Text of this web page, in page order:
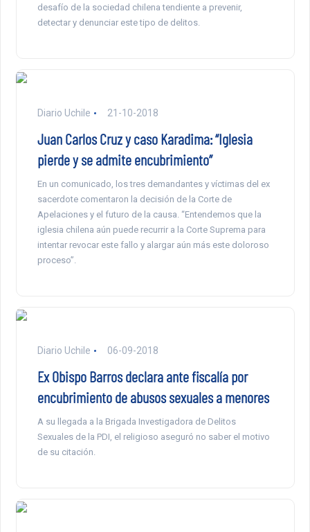
desafío de la sociedad chilena tendiente a prevenir,
detectar y denunciar este tipo de delitos.
Diario Uchile 21-10-2018
Juan Carlos Cruz y caso Karadima: “Iglesia
pierde y se admite encubrimiento”
En un comunicado, los tres demandantes y víctimas del ex
sacerdote comentaron la decisión de la Corte de
Apelaciones y el futuro de la causa. “Entendemos que la
iglesia chilena aún puede recurrir a la Corte Suprema para
intentar revocar este fallo y alargar aún más este doloroso
proceso”.
Diario Uchile 06-09-2018
Ex Obispo Barros declara ante fiscalía por
encubrimiento de abusos sexuales a menores
A su llegada a la Brigada Investigadora de Delitos
Sexuales de la PDI, el religioso aseguró no saber el motivo
de su citación.